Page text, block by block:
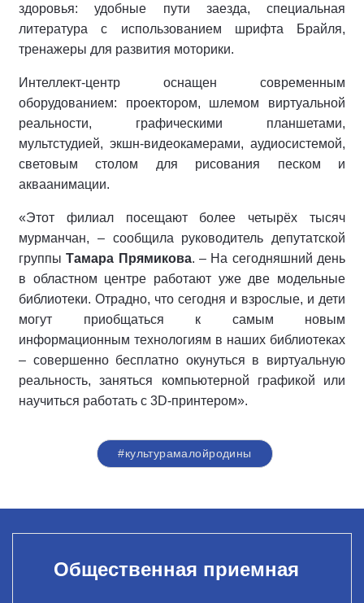
здоровья: удобные пути заезда, специальная
литература с использованием шрифта Брайля,
тренажеры для развития моторики.
Интеллект-центр оснащен современным
оборудованием: проектором, шлемом виртуальной
реальности, графическими планшетами,
мультстудией, экшн-видеокамерами, аудиосистемой,
световым столом для рисования песком и
акваанимации.
«Этот филиал посещают более четырёх тысяч
мурманчан, – сообщила руководитель депутатской
группыТамара Прямикова. – На сегодняшний день
в областном центре работают уже две модельные
библиотеки. Отрадно, что сегодня и взрослые, и дети
могут приобщаться к самым новым
информационным технологиям в наших библиотеках
– совершенно бесплатно окунуться в виртуальную
реальность, заняться компьютерной графикой или
научиться работать с 3D-принтером».
#культурамалойродины
Общественная приемная